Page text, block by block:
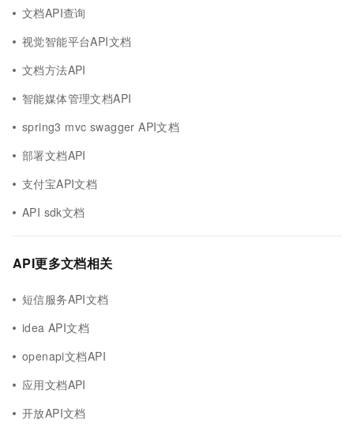
文档API查询
视觉智能平台API文档
文档方法API
智能媒体管理文档API
spring3 mvc swagger API文档
部署文档API
支付宝API文档
API sdk文档
API更多文档相关
短信服务API文档
idea API文档
openapi文档API
应用文档API
开放API文档